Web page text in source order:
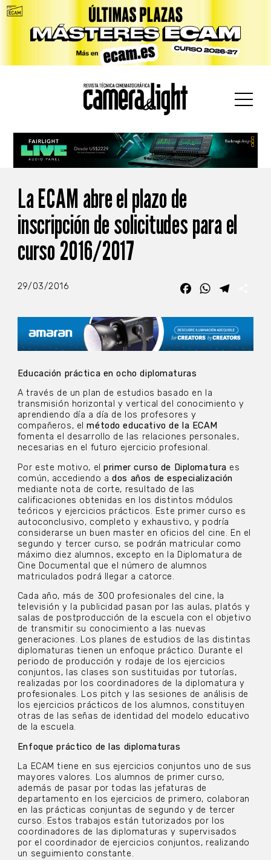
La ECAM abre el plazo de
inscripción de solicitudes para el
curso 2016/2017
29/03/2016 FacebookWhatsApp
Educación práctica en ocho diplomaturas
A través de un plan de estudios basado en la
transmisión horizontal y vertical del conocimiento y
aprendiendo día a día de los profesores y
compañeros, elmétodo educativo de la ECAM
fomenta el desarrollo de las relaciones personales,
necesarias en el futuro ejercicio profesional.
Por este motivo, elprimer curso de Diplomatura es
común, accediendo ados años de especialización
mediante nota de corte, resultado de las
calificaciones obtenidas en los distintos módulos
teóricos y ejercicios prácticos. Este primer curso es
autoconclusivo, completo y exhaustivo, y podría
considerarse un buen master en oficios del cine. En el
segundo y tercer curso, se podrán matricular como
máximo diez alumnos, excepto en la Diplomatura de
Cine Documental que el número de alumnos
matriculados podrá llegar a catorce.
Cada año, más de 300 profesionales del cine, la
televisión y la publicidad pasan por las aulas, platós y
salas de postproducción de la escuela con el objetivo
de transmitir su conocimiento a las nuevas
generaciones. Los planes de estudios de las distintas
diplomaturas tienen un enfoque práctico. Durante el
periodo de producción y rodaje de los ejercicios
conjuntos, las clases son sustituidas por tutorías,
realizadas por los coordinadores de la diplomatura y
profesionales. Los pitch y las sesiones de análisis de
los ejercicios prácticos de los alumnos, constituyen
otras de las señas de identidad del modelo educativo
de la escuela.
Enfoque práctico de las diplomaturas
La ECAM tiene en sus ejercicios conjuntos uno de sus
mayores valores. Los alumnos de primer curso,
además de pasar por todas las jefaturas de
departamento en los ejercicios de primero, colaboran
en las prácticas conjuntas de segundo y de tercer
curso. Estos trabajos están tutorizados por los
coordinadores de las diplomaturas y supervisados
por el coordinador de ejercicios conjuntos, realizando
un seguimiento constante.